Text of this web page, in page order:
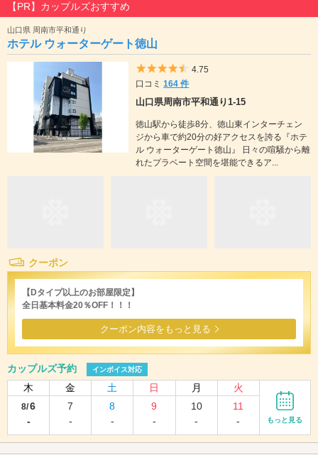
【PR】カップルズおすすめ
山口県 周南市平和通り
ホテル ウォーターゲート徳山
5つ星のうち4.5
4.75
口コミ164 件
山口県周南市平和通り1-15
徳山駅から徒歩8分、徳山東インターチェン
ジから車で約20分の好アクセスを誇る『ホテ
ル ウォーターゲート徳山』 日々の喧騒から離
れたプラベート空間を堪能できるア...
クーポン
【Dタイプ以上のお部屋限定】
全日基本料金20％OFF！！！
クーポン内容をもっと見る
カップルズ予約 インボイス対応
木 金 土 日 月 火
8/6
-
7
-
8
-
9
-
10
-
11
-
もっと見る